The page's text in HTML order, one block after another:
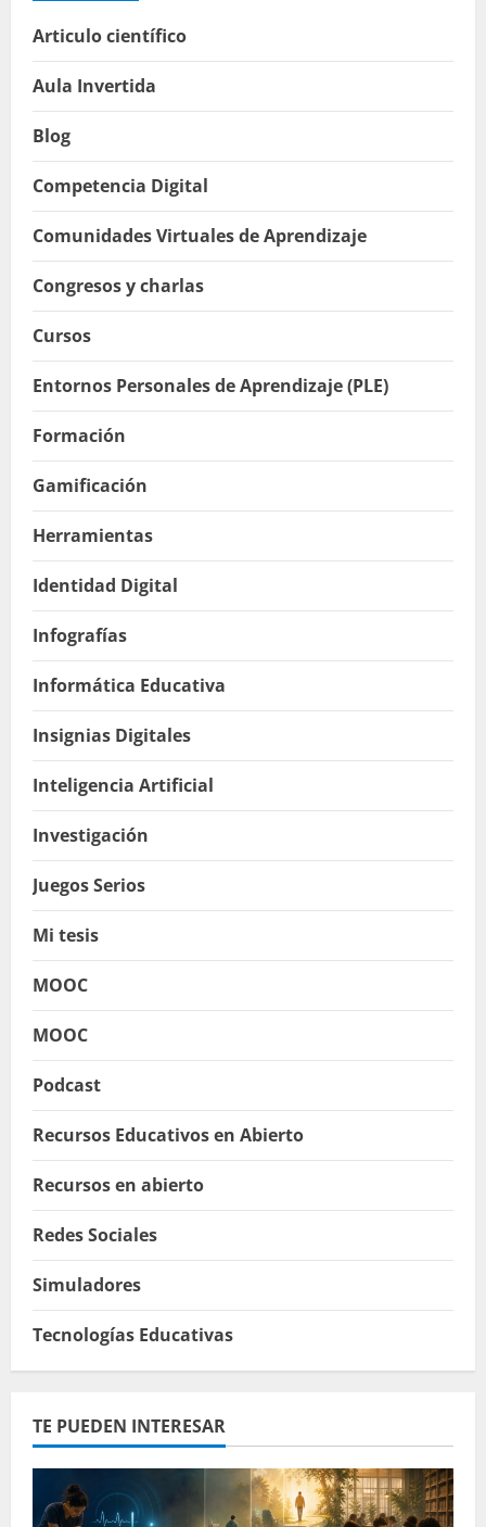
Articulo científico
Aula Invertida
Blog
Competencia Digital
Comunidades Virtuales de Aprendizaje
Congresos y charlas
Cursos
Entornos Personales de Aprendizaje (PLE)
Formación
Gamificación
Herramientas
Identidad Digital
Infografías
Informática Educativa
Insignias Digitales
Inteligencia Artificial
Investigación
Juegos Serios
Mi tesis
MOOC
MOOC
Podcast
Recursos Educativos en Abierto
Recursos en abierto
Redes Sociales
Simuladores
Tecnologías Educativas
TE PUEDEN INTERESAR